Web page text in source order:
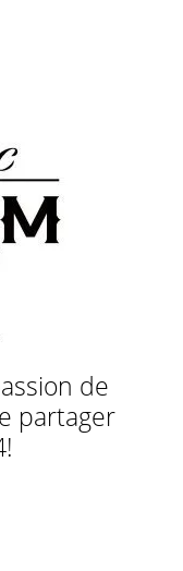
de
partager